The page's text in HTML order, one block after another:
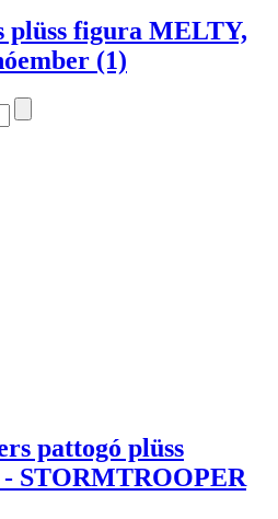
plüss figura MELTY,
(1)
pattogó plüss
STORMTROOPER